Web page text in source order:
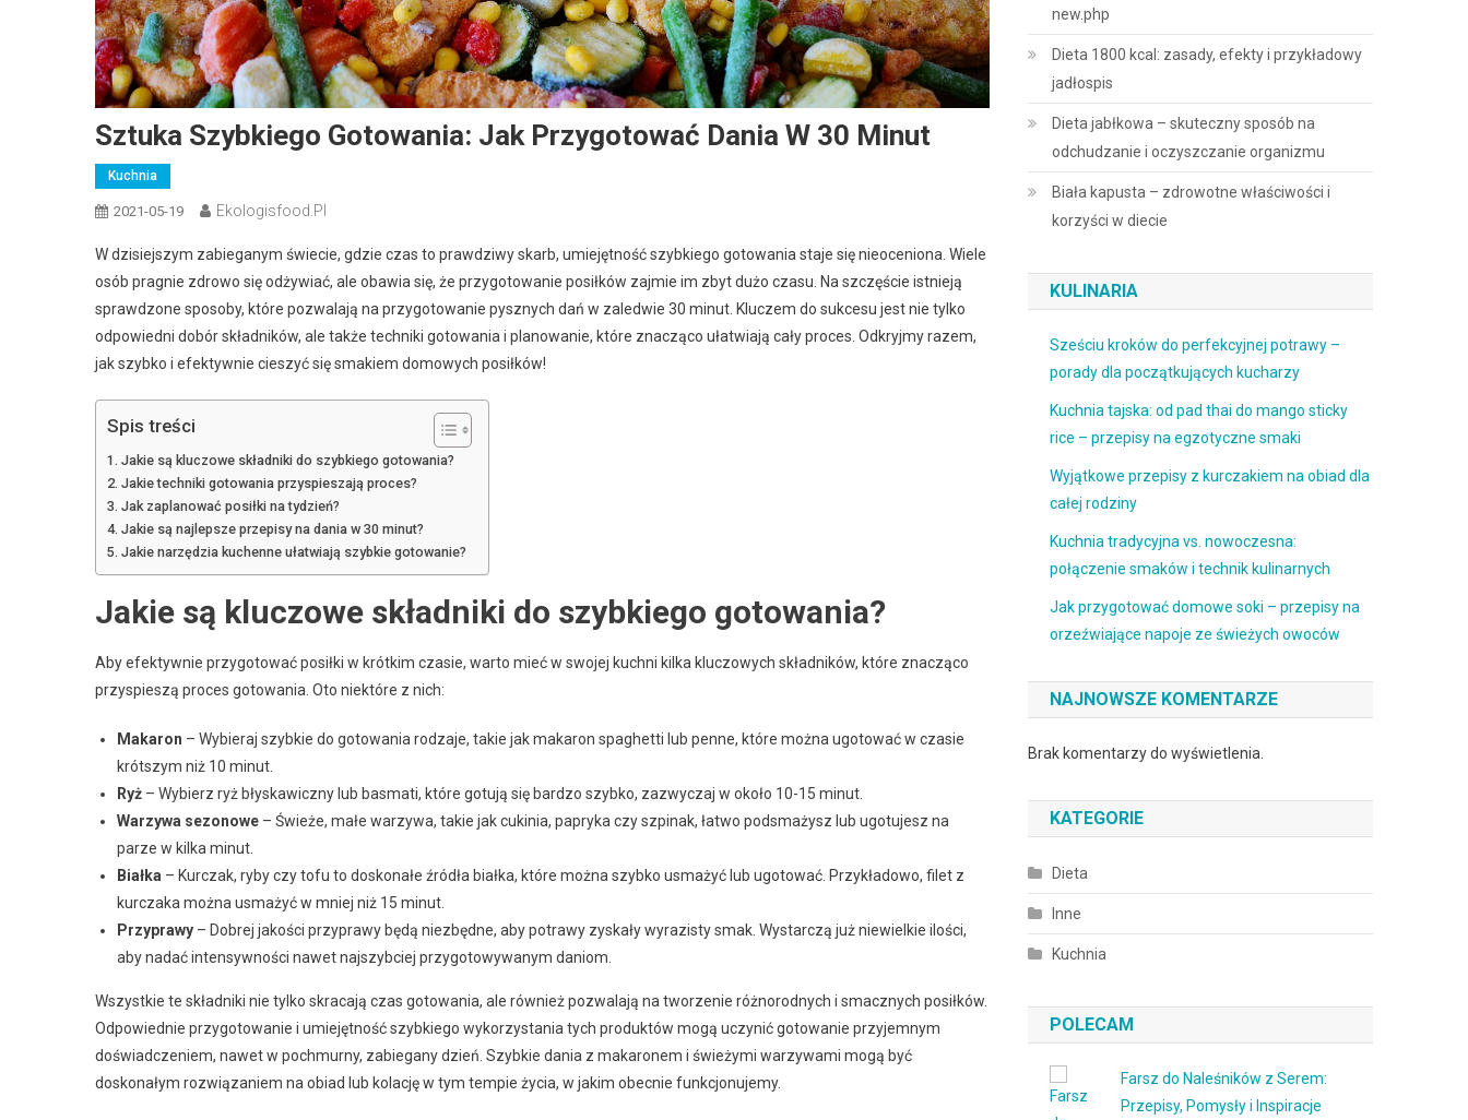
Sztuka Szybkiego Gotowania: Jak Przygotować Dania W 30 Minut
Kuchnia
2021-05-19 Ekologisfood.pl
W dzisiejszym zabieganym świecie, gdzie czas to prawdziwy skarb, umiejętność szybkiego gotowania staje się nieoceniona. Wiele
osób pragnie zdrowo się odżywiać, ale obawia się, że przygotowanie posiłków zajmie im zbyt dużo czasu. Na szczęście istnieją
sprawdzone sposoby, które pozwalają na przygotowanie pysznych dań w zaledwie 30 minut. Kluczem do sukcesu jest nie tylko
odpowiedni dobór składników, ale także techniki gotowania i planowanie, które znacząco ułatwiają cały proces. Odkryjmy razem,
jak szybko i efektywnie cieszyć się smakiem domowych posiłków!
Spis treści
Jakie są kluczowe składniki do szybkiego gotowania?
Jakie techniki gotowania przyspieszają proces?
Jak zaplanować posiłki na tydzień?
Jakie są najlepsze przepisy na dania w 30 minut?
Jakie narzędzia kuchenne ułatwiają szybkie gotowanie?
Jakie są kluczowe składniki do szybkiego gotowania?
Aby efektywnie przygotować posiłki w krótkim czasie, warto mieć w swojej kuchni kilka kluczowych składników, które znacząco
przyspieszą proces gotowania. Oto niektóre z nich:
Makaron – Wybieraj szybkie do gotowania rodzaje, takie jak makaron spaghetti lub penne, które można ugotować w czasie
krótszym niż 10 minut.
Ryż – Wybierz ryż błyskawiczny lub basmati, które gotują się bardzo szybko, zazwyczaj w około 10-15 minut.
Warzywa sezonowe – Świeże, małe warzywa, takie jak cukinia, papryka czy szpinak, łatwo podsmażysz lub ugotujesz na
parze w kilka minut.
Białka – Kurczak, ryby czy tofu to doskonałe źródła białka, które można szybko usmażyć lub ugotować. Przykładowo, filet z
kurczaka można usmażyć w mniej niż 15 minut.
Przyprawy – Dobrej jakości przyprawy będą niezbędne, aby potrawy zyskały wyrazisty smak. Wystarczą już niewielkie ilości,
aby nadać intensywności nawet najszybciej przygotowywanym daniom.
Wszystkie te składniki nie tylko skracają czas gotowania, ale również pozwalają na tworzenie różnorodnych i smacznych posiłków.
Odpowiednie przygotowanie i umiejętność szybkiego wykorzystania tych produktów mogą uczynić gotowanie przyjemnym
doświadczeniem, nawet w pochmurny, zabiegany dzień. Szybkie dania z makaronem i świeżymi warzywami mogą być
doskonałym rozwiązaniem na obiad lub kolację w tym tempie życia, w jakim obecnie funkcjonujemy.
new.php
Dieta 1800 kcal: zasady, efekty i przykładowy
jadłospis
Dieta jabłkowa – skuteczny sposób na
odchudzanie i oczyszczanie organizmu
Biała kapusta – zdrowotne właściwości i
korzyści w diecie
KULINARIA
Sześciu kroków do perfekcyjnej potrawy –
porady dla początkujących kucharzy
Kuchnia tajska: od pad thai do mango sticky
rice – przepisy na egzotyczne smaki
Wyjątkowe przepisy z kurczakiem na obiad dla
całej rodziny
Kuchnia tradycyjna vs. nowoczesna:
połączenie smaków i technik kulinarnych
Jak przygotować domowe soki – przepisy na
orzeźwiające napoje ze świeżych owoców
NAJNOWSZE KOMENTARZE
Brak komentarzy do wyświetlenia.
KATEGORIE
Dieta
Inne
Kuchnia
POLECAM
Farsz do Naleśników z Serem:
Przepisy, Pomysły i Inspiracje